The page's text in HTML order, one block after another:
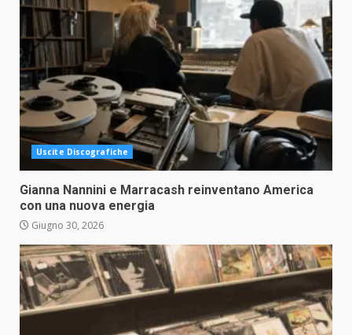
Uscite Discografiche
Gianna Nannini e Marracash reinventano America
con una nuova energia
Giugno 30, 2026